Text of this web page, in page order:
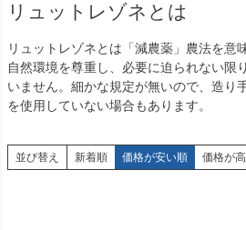
リュットレゾネとは
リュットレゾネとは「減農薬」農法を意
自然環境を尊重し、必要に迫られない限
いません。細かな規定が無いので、造り
を使用していない場合もあります。
並び替え 新着順 価格が安い順 価格が